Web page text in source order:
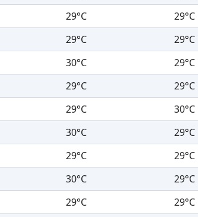
29°C
29°C
29°C
29°C
30°C
29°C
29°C
29°C
29°C
30°C
30°C
29°C
29°C
29°C
30°C
29°C
29°C
29°C